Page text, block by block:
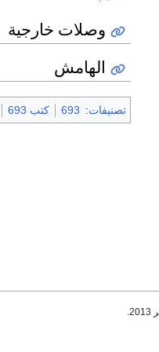
وصلات خارجية
الهامش
تصنيفات:
693 كتب 693